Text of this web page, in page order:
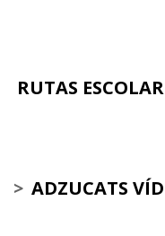
RUTAS
> ADZUCATS